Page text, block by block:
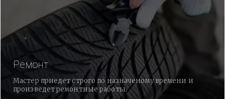
Ремонт
Мастер приедет строго по назначеному времени и
произведет ремонтные работы.